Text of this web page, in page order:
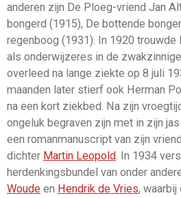
anderen zijn De Ploeg-vriend Jan
bongerd (1915), De bottende
regenboog (1931). In 1920
als onderwijzeres in de
overleed na lange ziekte op 8 juli
maanden later stierf ook Herman
na een kort ziekbed. Na zijn
ongeluk begraven zijn met in zijn jas
een romanmanuscript van zijn
dichter Martin Leopold. In 1934
herdenkingsbundel van onder
Woude en Hendrik de Vries, waarbij